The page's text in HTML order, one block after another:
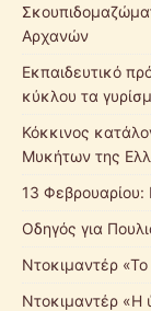
Αρχανών
Εκπαιδευτικό
κύκλου τα
Κόκκινος
Μυκήτων της
13
Οδηγός για
Ντοκιμαντέρ
Ντοκιμαντέρ «Η